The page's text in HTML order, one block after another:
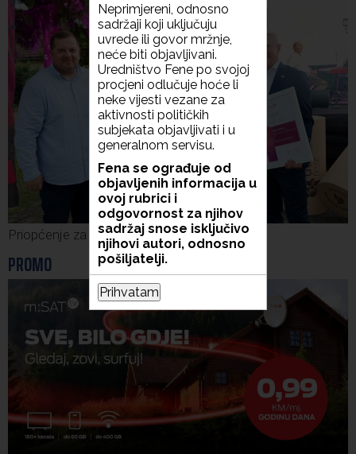
Priopćenje za javnost HNS-a BiH
Neprimjereni, odnosno
sadržaji koji uključuju
uvrede ili govor mržnje,
neće biti objavljivani.
Uredništvo Fene po svojoj
procjeni odlučuje hoće li
neke vijesti vezane za
aktivnosti političkih
subjekata objavljivati i u
generalnom servisu.
Fena se ograđuje od
objavljenih informacija u
ovoj rubrici i
odgovornost za njihov
sadržaj snose isključivo
njihovi autori, odnosno
pošiljatelji.
Prihvatam
PROMO